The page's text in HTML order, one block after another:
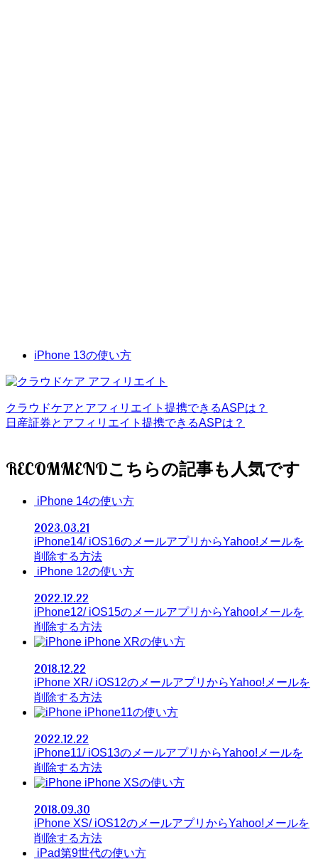
iPhone 13の使い方
クラウドケアとアフィリエイト提携できるASPは？
日産証券とアフィリエイト提携できるASPは？
RECOMMEND
iPhone 14の使い方
2023.03.21
iPhone14/ iOS16のメールアプリからYahoo!メールを
削除する方法
iPhone 12の使い方
2022.12.22
iPhone12/ iOS15のメールアプリからYahoo!メールを
削除する方法
iPhone XRの使い方
2018.12.22
iPhone XR/ iOS12のメールアプリからYahoo!メールを
削除する方法
iPhone11の使い方
2022.12.22
iPhone11/ iOS13のメールアプリからYahoo!メールを
削除する方法
iPhone XSの使い方
2018.09.30
iPhone XS/ iOS12のメールアプリからYahoo!メールを
削除する方法
iPad第9世代の使い方